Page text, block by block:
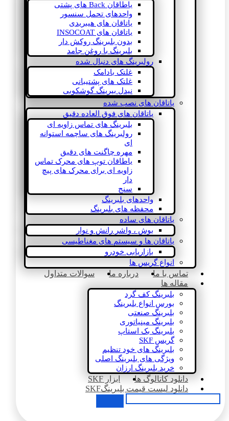
یاطاقان Back های پشتی
واحدهای تحمل سنسور
یاتاقان های هیبریدی
یاتاقان های INSOCOAT
بدون بلبرینگ روکش دار
بلبرینگ با روغن جامد
رولبرینگ های دنبال شده
غلتک بادامک
غلتک های پشتیبانی
نیدل بیرینگ گوشکوبی
یاتاقان های نصب شده
یاتاقان های فوق العاده دقیق
بلبرینگ های تماس زاویه ای
رولبرینگ های ساچمه استوانه
ای
مهره چاگنت های دقیق
یاطاقان توپ های محرک تماس
زاویه ای برای محرک های پیچ
دار
سنج
واحدهای بلبرینگ
محفظه های بلبرینگ
یاتاقان های ساده
بوش ، واشر رانش و نوار
یاتاقان ها و سیستم های مغناطیسی
بازاریابی خودرو
انواع گریس ها
تماس با ما درباره ما
سوالات متداول
مقاله ها
بلبرینگ کف گرد
بورس انواع بلبرینگ
بلبرینگ صنعتی
بلبرینگ مینیاتوری
بلبرینگ بک استاپ
گریس SKF
بلبرینگ های خود تنظیم
ویژگی های بلبرینگ اصلی
خرید بلبرینگ ارزان
دانلود کاتالوگ ها
ابزار SKF
دانلود لیست قیمت بلبرینگSKF